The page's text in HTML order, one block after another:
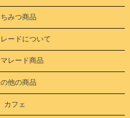
みつ商品
ードについて
レード商品
他の商品
カフェ